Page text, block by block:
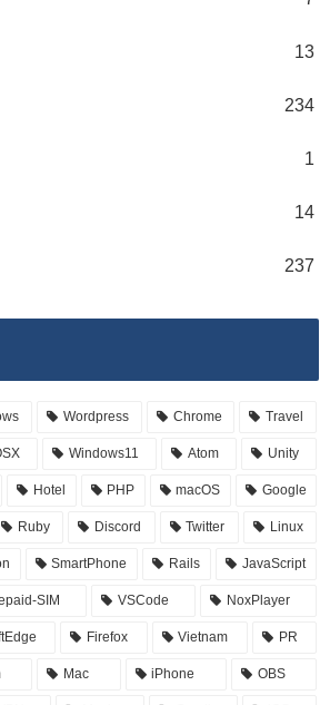
13
234
1
14
237
Wordpress Chrome Travel
Windows11 Atom Unity
Hotel PHP macOS Google
Ruby Discord Twitter Linux
SmartPhone Rails JavaScript
SIM VSCode NoxPlayer
Firefox Vietnam PR
Mac iPhone OBS